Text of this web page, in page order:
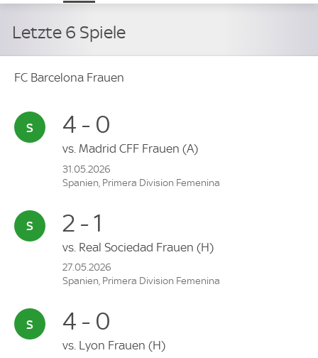
Letzte 6 Spiele
FC Barcelona Frauen
4 - 0
vs. Madrid CFF Frauen (A)
31.05.2026
Spanien, Primera Division Femenina
2 - 1
vs. Real Sociedad Frauen (H)
27.05.2026
Spanien, Primera Division Femenina
4 - 0
vs. Lyon Frauen (H)